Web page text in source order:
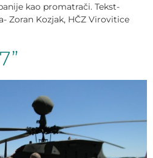
kao promatrači. Tekst-
Zoran Kozjak, HČZ Virovitice